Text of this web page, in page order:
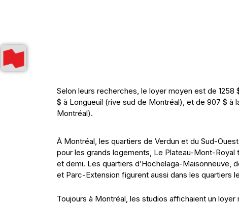
Selon leurs recherches, le loyer moyen est de 1258
$ à Longueuil (rive sud de Montréal), et de 907 $ à
Montréal).
À Montréal, les quartiers de Verdun et du Sud-
pour les grands logements, Le Plateau-Mont-
et demi. Les quartiers d’Hochelaga-Maisonneuve,
et Parc-Extension figurent aussi dans les quartiers
Toujours à Montréal, les studios affichaient un